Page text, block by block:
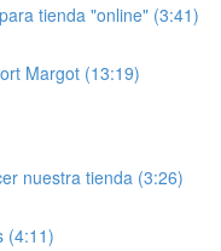
tienda "online" (3:41)
Margot (13:19)
nuestra tienda (3:26)
(4:11)